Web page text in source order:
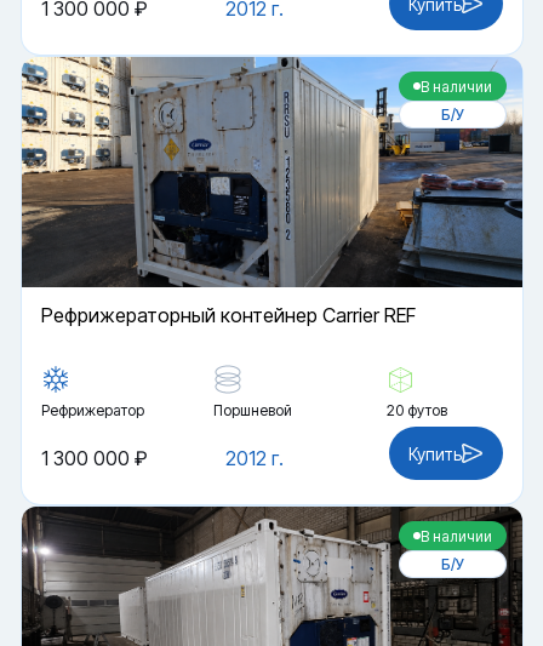
2012 г.
1 300 000 ₽
В наличии
Б/У
Рефрижераторный контейнер Carrier REF
Рефрижератор Поршневой 20 футов
2012 г.
1 300 000 ₽ Купить
В наличии
Б/У